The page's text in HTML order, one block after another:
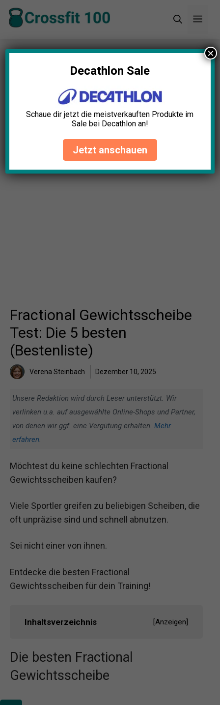
Zum
Inhalt
Startseite»Blog»Fractional Gewichtsscheibe
Test: Die 5 besten (Bestenliste)
Fractional Gewichtsscheibe
Test: Die 5 besten
(Bestenliste)
Verena Steinbach Dezember 10, 2025
Unsere Redaktion wird durch Leser unterstützt. Wir
verlinken u.a. auf ausgewählte Online-Shops und Partner,
von denen wir ggf. eine Vergütung erhalten. Mehr
erfahren.
Möchtest du keine schlechten Fractional
Gewichtsscheiben kaufen?
Viele Sportler greifen zu beliebigen Scheiben, die
oft unpräzise sind und schnell abnutzen.
Sei nicht einer von ihnen.
Entdecke die besten Fractional
Gewichtsscheiben für dein Training!
Inhaltsverzeichnis [Anzeigen]
Die besten Fractional
Gewichtsscheibe
Decathlon Sale
Schaue dir jetzt die meistverkauften Produkte im
Sale bei Decathlon an!
Jetzt anschauen
×